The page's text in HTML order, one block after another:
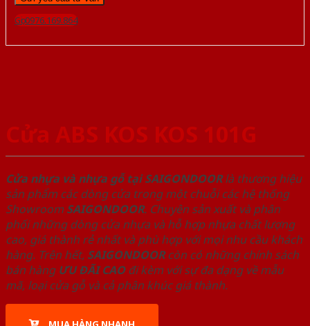
Gọi 0976.169.864
Cửa ABS KOS KOS 101G
Cửa nhựa và nhựa gỗ tại SAIGONDOORlà thương hiệu
sản phẩm các dòng cửa trong một chuỗi các hệ thống
Showroom SAIGONDOOR. Chuyên sản xuất và phân
phối những dòng cửa nhựa và hỗ hợp nhựa chất lượng
cao, giá thành rẻ nhất và phù hợp với mọi nhu cầu khách
hàng. Trên hết, SAIGONDOORcòn có những chính sách
bán hàng ƯU ĐÃI CAOđi kèm với sự đa dạng về mẫu
mã, loại cửa gỗ và cả phân khúc giá thành.